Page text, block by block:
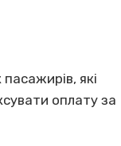
які
оплату за